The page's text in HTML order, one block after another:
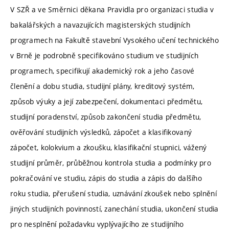
V SZŘ a ve Směrnici děkana Pravidla pro organizaci studia v
bakalářských a navazujících magisterských studijních
programech na Fakultě stavební Vysokého učení technického
v Brně je podrobně specifikováno studium ve studijních
programech, specifikují akademický rok a jeho časové
členění a dobu studia, studijní plány, kreditový systém,
způsob výuky a její zabezpečení, dokumentaci předmětu,
studijní poradenství, způsob zakončení studia předmětu,
ověřování studijních výsledků, zápočet a klasifikovaný
zápočet, kolokvium a zkoušku, klasifikační stupnici, vážený
studijní průměr, průběžnou kontrola studia a podmínky pro
pokračování ve studiu, zápis do studia a zápis do dalšího
roku studia, přerušení studia, uznávání zkoušek nebo splnění
jiných studijních povinností, zanechání studia, ukončení studia
pro nesplnění požadavku vyplývajícího ze studijního